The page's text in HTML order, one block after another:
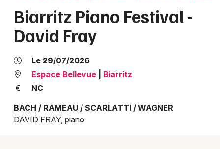
Grands événements
Activité & Expérience
Manifestations
Foires & salons
Bordeaux
Colmar
Lyon
Marseille
Mulhouse
Biarritz Piano Festival -
David Fray
Le 29/07/2026
Espace Bellevue
Biarritz
NC
BACH / RAMEAU / SCARLATTI / WAGNER
DAVID FRAY, piano
Aquitaine
Partout Près de moi Changer de lieu
Quand ?
Aujourd'hui
Demain